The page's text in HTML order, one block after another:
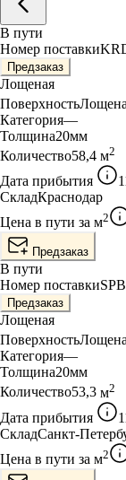
В пути
Номер поставки
Предзаказ
Лощеная
Поверхность
Категория—
Толщина20мм
Количество58,4 м2
Дата прибытия
СкладКраснодар
Цена в пути за м2
Предзаказ
В пути
Номер поставки
Предзаказ
Лощеная
Поверхность
Категория—
Толщина20мм
Количество53,3 м2
Дата прибытия
СкладСанкт-
Цена в пути за м2